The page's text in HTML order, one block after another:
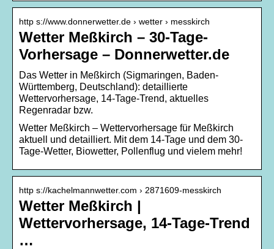
http s://www.donnerwetter.de › wetter › messkirch
Wetter Meßkirch – 30-Tage-
Vorhersage – Donnerwetter.de
Das Wetter in Meßkirch (Sigmaringen, Baden-
Württemberg, Deutschland): detaillierte
Wettervorhersage, 14-Tage-Trend, aktuelles
Regenradar bzw.
Wetter Meßkirch – Wettervorhersage für Meßkirch
aktuell und detailliert. Mit dem 14-Tage und dem 30-
Tage-Wetter, Biowetter, Pollenflug und vielem mehr!
http s://kachelmannwetter.com › 2871609-messkirch
Wetter Meßkirch |
Wettervorhersage, 14-Tage-Trend
…